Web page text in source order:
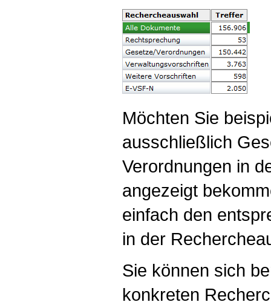
Möchten Sie
ausschließlich
Verordnungen in
angezeigt
einfach den
in der
Sie können sich
konkreten